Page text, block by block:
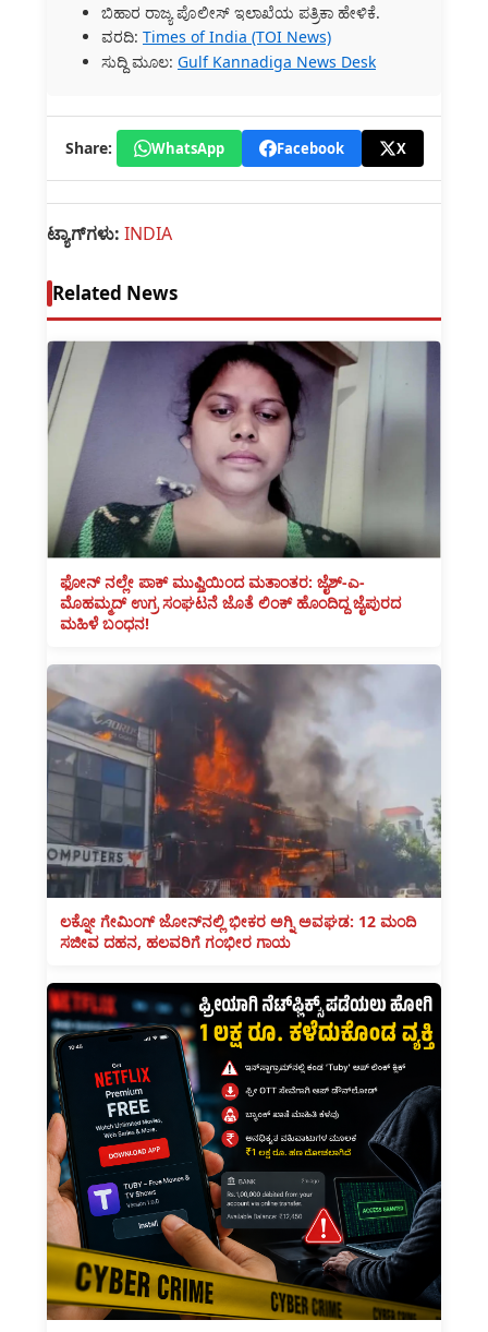
ಬಿಹಾರ ರಾಜ್ಯ ಪೊಲೀಸ್ ಇಲಾಖೆಯ ಪತ್ರಿಕಾ ಹೇಳಿಕೆ.
ವರದಿ: Times of India (TOI News)
ಸುದ್ದಿ ಮೂಲ: Gulf Kannadiga News Desk
Share: WhatsApp Facebook X
ಟ್ಯಾಗ್‌ಗಳು: INDIA
Related News
ಫೋನ್ ನಲ್ಲೇ ಪಾಕ್ ಮುಫ್ತಿಯಿಂದ ಮತಾಂತರ: ಜೈಶ್-ಎ-
ಮೊಹಮ್ಮದ್ ಉಗ್ರ ಸಂಘಟನೆ ಜೊತೆ ಲಿಂಕ್ ಹೊಂದಿದ್ದ ಜೈಪುರದ
ಮಹಿಳೆ ಬಂಧನ!
ಲಕ್ನೋ ಗೇಮಿಂಗ್ ಜೋನ್‌ನಲ್ಲಿ ಭೀಕರ ಅಗ್ನಿ ಅವಘಡ: 12 ಮಂದಿ
ಸಜೀವ ದಹನ, ಹಲವರಿಗೆ ಗಂಭೀರ ಗಾಯ